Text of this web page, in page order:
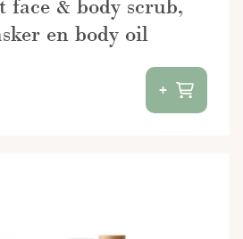
face & body scrub,
en body oil
+